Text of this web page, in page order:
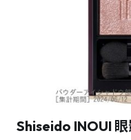
Shiseido INOUI